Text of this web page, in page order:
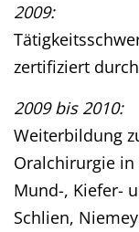
2009:
zertifiziert
2009 bis 2010:
Weiterbildung
Oralchirurgie
Mund-, Kiefer-
Schlien,